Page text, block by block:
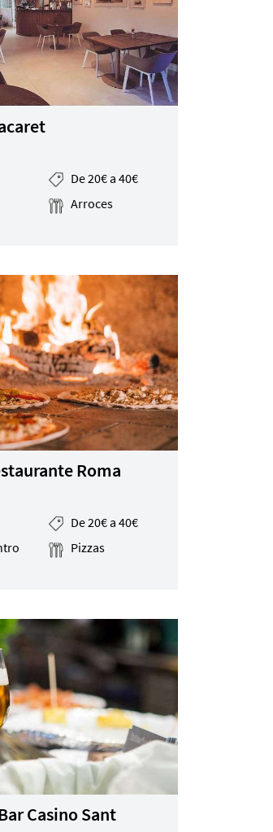
De 20€ a 40€
Arroces
Roma
De 20€ a 40€
Pizzas
Casino Sant